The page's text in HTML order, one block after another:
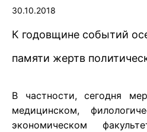
30.10.2018
К годовщине событий
памяти жертв
В частности, сегодня
медицинском,
экономическом